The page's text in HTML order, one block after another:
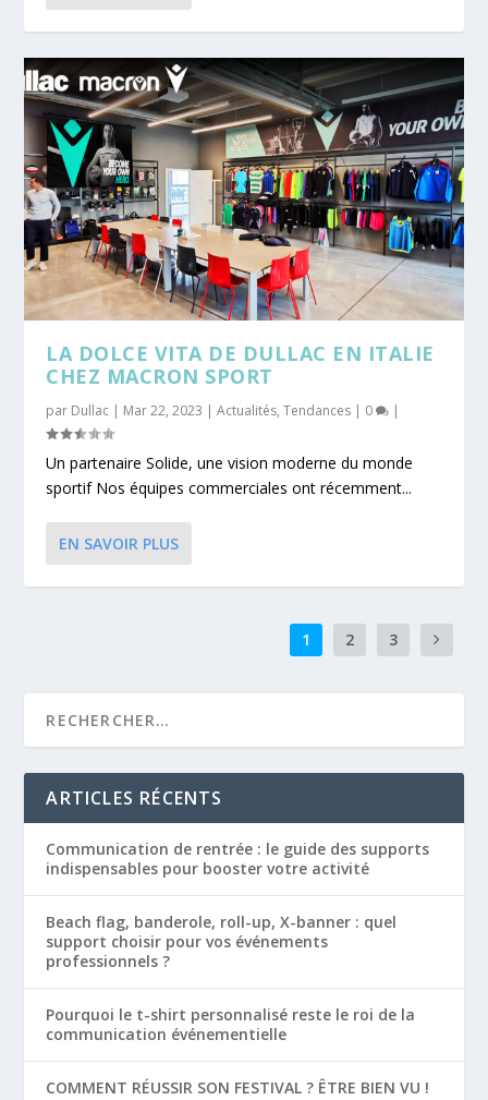
LA DOLCE VITA DE DULLAC EN ITALIE
CHEZ MACRON SPORT
par Dullac | Mar 22, 2023 |Actualités,Tendances | 0 |
Un partenaire Solide, une vision moderne du monde
sportif Nos équipes commerciales ont récemment...
EN SAVOIR PLUS
1 2 3
ARTICLES RÉCENTS
Communication de rentrée : le guide des supports
indispensables pour booster votre activité
Beach flag, banderole, roll-up, X-banner : quel
support choisir pour vos événements
professionnels ?
Pourquoi le t-shirt personnalisé reste le roi de la
communication événementielle
COMMENT RÉUSSIR SON FESTIVAL ? ÊTRE BIEN VU !